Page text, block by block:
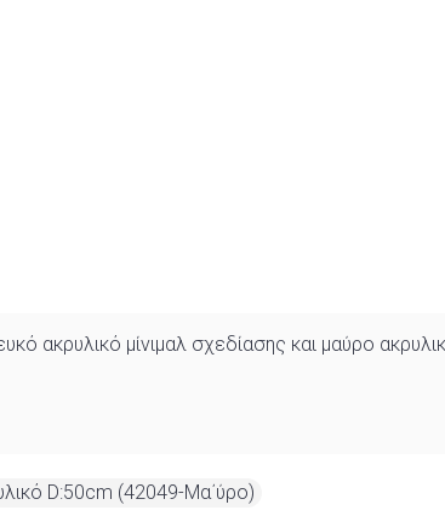
ακρυλικό μίνιμαλ σχεδίασης και μαύρο
D:50cm (42049-Μα΄ύρο)